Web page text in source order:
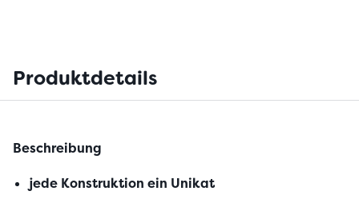
Produktdetails
Beschreibung
jede Konstruktion ein Unikat